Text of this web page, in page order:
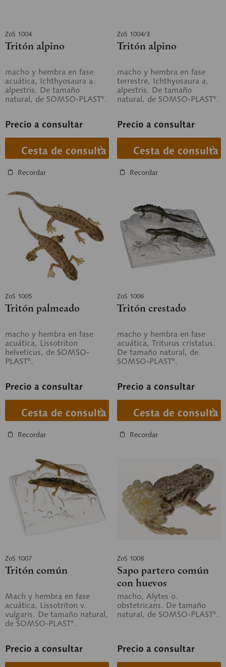
ZoS 1004
Tritón alpino
macho y hembra en fase
acuática, Ichthyosaura a.
alpestris. De tamaño
natural, de SOMSO-PLAST®.
Precio a consultar
Cesta de consulta
Recordar
ZoS 1004/3
Tritón alpino
macho y hembra en fase
terrestre, Ichthyosaura a.
alpestris. De tamaño
natural, de SOMSO-PLAST®.
Precio a consultar
Cesta de consulta
Recordar
ZoS 1005
Tritón palmeado
macho y hembra en fase
acuática, Lissotriton
helveticus, de SOMSO-
PLAST®.
Precio a consultar
Cesta de consulta
Recordar
ZoS 1006
Tritón crestado
macho y hembra en fase
acuática, Triturus cristatus.
De tamaño natural, de
SOMSO-PLAST®.
Precio a consultar
Cesta de consulta
Recordar
ZoS 1007
Tritón común
Mach y hembra en fase
acuática, Lissotriton v.
vulgaris. De tamaño natural,
de SOMSO-PLAST®.
Precio a consultar
ZoS 1008
Sapo partero común
con huevos
macho, Alytes o.
obstetricans. De tamaño
natural, de SOMSO-PLAST®.
Precio a consultar